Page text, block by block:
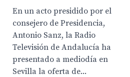
En un acto presidido por el
consejero de Presidencia,
Antonio Sanz, la Radio
Televisión de Andalucía ha
presentado a mediodía en
Sevilla la oferta de...